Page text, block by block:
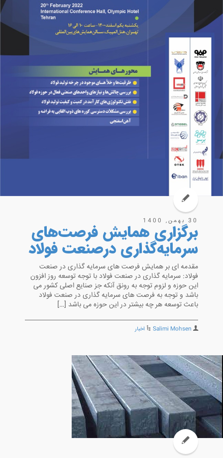
30 بهمن, 1400
برگزاری همایش فرصت‌های
سرمایه‌گذاری درصنعت فولاد
مقدمه ای بر همایش فرصت های سرمایه گذاری در صنعت
فولاد: سرمایه گذاری در صنعت فولاد با توجه توسعه روز افزون
این حوزه و لزوم توجه به رونق آنکه جز صنایع اصلی کشور می
باشد و توجه به فرصت های سرمایه گذاری در صنعت فولاد
باعث توسعه هر چه بیشتر در این حوزه می باشد […]
Salimi Mohsen اخبار